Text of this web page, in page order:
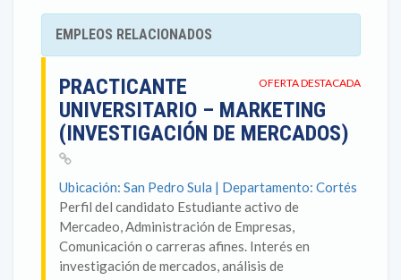
EMPLEOS RELACIONADOS
OFERTA DESTACADA
PRACTICANTE
UNIVERSITARIO – MARKETING
(INVESTIGACIÓN DE MERCADOS)
Ubicación: San Pedro Sula | Departamento: Cortés
Perfil del candidato Estudiante activo de
Mercadeo, Administración de Empresas,
Comunicación o carreras afines. Interés en
investigación de mercados, análisis de